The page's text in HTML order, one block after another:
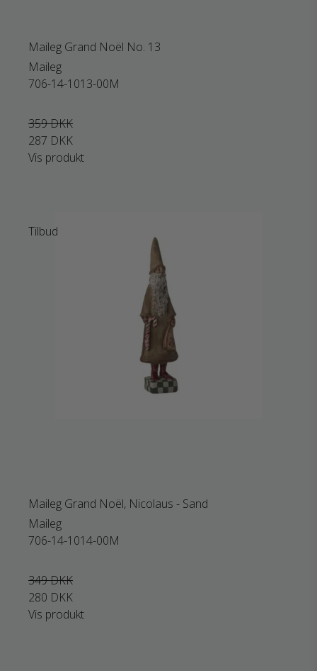
Maileg Grand Noël No. 13
Maileg
706-14-1013-00M
359 DKK
287 DKK
Vis produkt
Tilbud
Maileg Grand Noël, Nicolaus - Sand
Maileg
706-14-1014-00M
349 DKK
280 DKK
Vis produkt